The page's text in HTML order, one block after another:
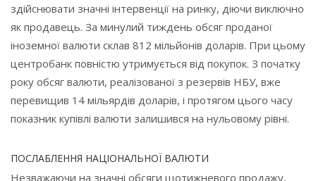
здійснювати значні інтервенції на ринку, діючи виключно
як продавець. За минулий тиждень обсяг проданої
іноземної валюти склав 812 мільйонів доларів. При цьому
центробанк повністю утримується від покупок. З початку
року обсяг валюти, реалізованої з резервів НБУ, вже
перевищив 14 мільярдів доларів, і протягом цього часу
показник купівлі валюти залишився на нульовому рівні.
ПОСЛАБЛЕННЯ НАЦІОНАЛЬНОЇ ВАЛЮТИ
Незважаючи на значні обсяги щотижневого продажу,